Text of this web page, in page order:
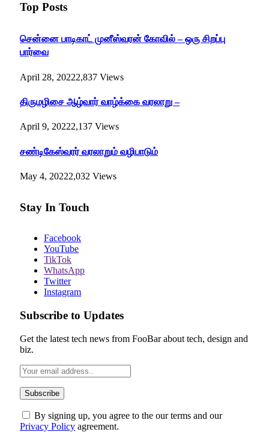
Top Posts
சென்னை பாடிகாட் முனீஸ்வரன் கோவில் – ஒரு சிறப்பு
பார்வை
April 28, 20222,837 Views
திருமழிசை ஆழ்வார் வாழ்க்கை வரலாறு –
April 9, 20222,137 Views
சண்டிகேஸ்வரர் வரலாறும் வழிபாடும்
May 4, 20222,032 Views
Stay In Touch
Facebook
YouTube
TikTok
WhatsApp
Twitter
Instagram
Subscribe to Updates
Get the latest tech news from FooBar about tech, design and
biz.
By signing up, you agree to the our terms and our
Privacy Policy agreement.